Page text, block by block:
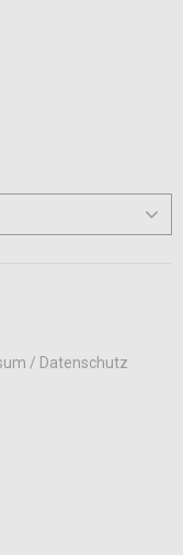
/ Datenschutz